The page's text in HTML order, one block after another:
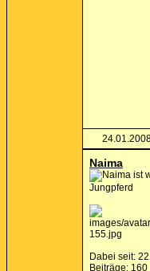
Naima
Jungpferd
Dabei seit:
Beiträge: 160